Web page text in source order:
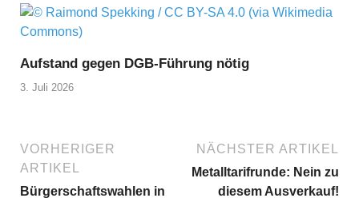
Aufstand gegen DGB-Führung nötig
3. Juli 2026
VORHERIGER
ARTIKEL
Bürgerschaftswahlen in
NÄCHSTER ARTIKEL
Metalltarifrunde: Nein zu
diesem Ausverkauf!